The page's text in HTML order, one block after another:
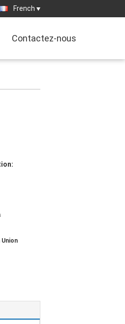
French
Contactez-nous
Union